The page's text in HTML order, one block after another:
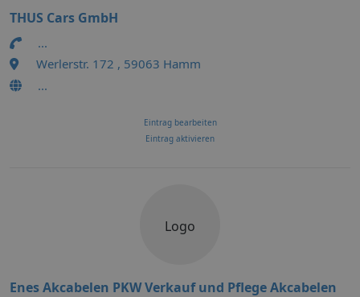
THUS Cars GmbH
...
Werlerstr. 172 , 59063 Hamm
...
Eintrag bearbeiten
Eintrag aktivieren
Logo
Enes Akcabelen PKW Verkauf und Pflege Akcabelen